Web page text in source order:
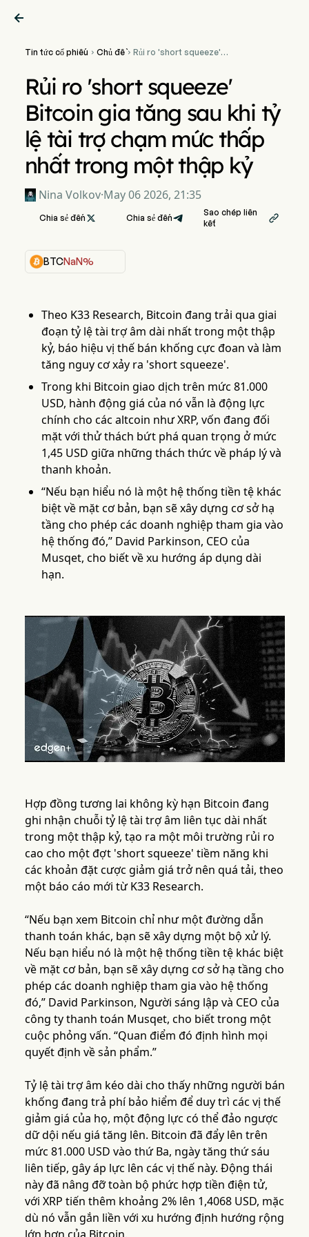

Tin tức cổ phiếu  Chủ đề Rủi ro 'short squeeze'
trong một thập kỷ
Rủi ro 'short squeeze'
Bitcoin gia tăng sau khi tỷ
lệ tài trợ chạm mức thấp
nhất trong một thập kỷ
Nina Volkov·May 06 2026, 21:35
Chia sẻ đến  Chia sẻ đến
Sao chép liên
kết

BTCNaN%
Theo K33 Research, Bitcoin đang trải qua giai
đoạn tỷ lệ tài trợ âm dài nhất trong một thập
kỷ, báo hiệu vị thế bán khống cực đoan và làm
tăng nguy cơ xảy ra 'short squeeze'.
Trong khi Bitcoin giao dịch trên mức 81.000
USD, hành động giá của nó vẫn là động lực
chính cho các altcoin như XRP, vốn đang đối
mặt với thử thách bứt phá quan trọng ở mức
1,45 USD giữa những thách thức về pháp lý và
thanh khoản.
“Nếu bạn hiểu nó là một hệ thống tiền tệ khác
biệt về mặt cơ bản, bạn sẽ xây dựng cơ sở hạ
tầng cho phép các doanh nghiệp tham gia vào
hệ thống đó,” David Parkinson, CEO của
Musqet, cho biết về xu hướng áp dụng dài
hạn.
Hợp đồng tương lai không kỳ hạn Bitcoin đang
ghi nhận chuỗi tỷ lệ tài trợ âm liên tục dài nhất
trong một thập kỷ, tạo ra một môi trường rủi ro
cao cho một đợt 'short squeeze' tiềm năng khi
các khoản đặt cược giảm giá trở nên quá tải, theo
một báo cáo mới từ K33 Research.
“Nếu bạn xem Bitcoin chỉ như một đường dẫn
thanh toán khác, bạn sẽ xây dựng một bộ xử lý.
Nếu bạn hiểu nó là một hệ thống tiền tệ khác biệt
về mặt cơ bản, bạn sẽ xây dựng cơ sở hạ tầng cho
phép các doanh nghiệp tham gia vào hệ thống
đó,” David Parkinson, Người sáng lập và CEO của
công ty thanh toán Musqet, cho biết trong một
cuộc phỏng vấn. “Quan điểm đó định hình mọi
quyết định về sản phẩm.”
Tỷ lệ tài trợ âm kéo dài cho thấy những người bán
khống đang trả phí bảo hiểm để duy trì các vị thế
giảm giá của họ, một động lực có thể đảo ngược
dữ dội nếu giá tăng lên. Bitcoin đã đẩy lên trên
mức 81.000 USD vào thứ Ba, ngày tăng thứ sáu
liên tiếp, gây áp lực lên các vị thế này. Động thái
này đã nâng đỡ toàn bộ phức hợp tiền điện tử,
với XRP tiến thêm khoảng 2% lên 1,4068 USD, mặc
dù nó vẫn gắn liền với xu hướng định hướng rộng